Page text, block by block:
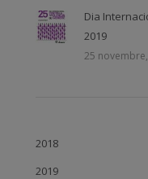
Dia
2019
25
2018
2019